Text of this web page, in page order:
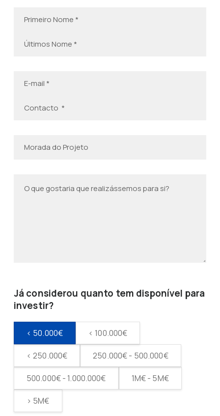
Já considerou quanto tem disponível para
investir?
< 50.000€ < 100.000€
< 250.000€ 250.000€ - 500.000€
500.000€ - 1.000.000€ 1M€ - 5M€
> 5M€